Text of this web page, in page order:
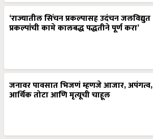
‘राज्यातील सिंचन प्रकल्पासह उदंचन जलविद्युत
प्रकल्पांची कामे कालबद्ध पद्धतीने पूर्ण करा’
जनावर पावसात भिजणं म्हणजे आजार, अपंगत्व,
आर्थिक तोटा आणि मृत्यूची चाहूल